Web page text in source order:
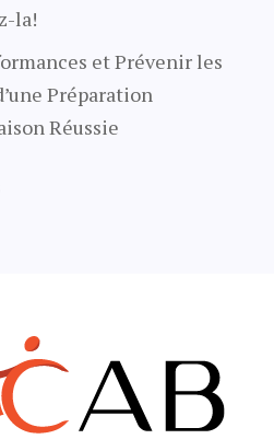
la!
et Prévenir les
Préparation
Réussie